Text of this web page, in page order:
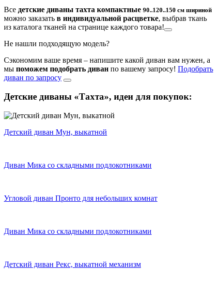
Все детские диваны тахта компактные 90..120..150 см шириной
можно заказать в индивидуальной расцветке, выбрав ткань
из каталога тканей на странице каждого товара!
Не нашли подходящую модель?
Сэкономим ваше время – напишите какой диван вам нужен, а
мы поможем подобрать диван по вашему запросу! Подобрать
диван по запросу
Детские диваны «Тахта», идеи для покупок:
Детский диван Мун, выкатной
Диван Мика со складными подлокотниками
Угловой диван Пронто для небольших комнат
Диван Мика со складными подлокотниками
Детский диван Рекс, выкатной механизм